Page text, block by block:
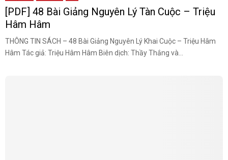
[PDF] 48 Bài Giảng Nguyên Lý Tàn Cuộc – Triệu
Hâm Hâm
THÔNG TIN SÁCH – 48 Bài Giảng Nguyên Lý Khai Cuộc – Triệu Hâm
Hâm Tác giả: Triệu Hâm Hâm Biên dịch: Thầy Thắng và...